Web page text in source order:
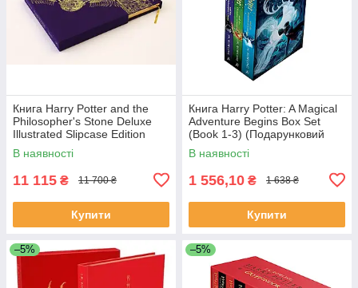
Книга Harry Potter and the
Philosopher's Stone Deluxe
Illustrated Slipcase Edition
художня література
В наявності
11 115 ₴ 11 700 ₴
Купити
Книга Harry Potter: A Magical
Adventure Begins Box Set
(Book 1-3) (Подарунковий
набір)
В наявності
1 556,10 ₴ 1 638 ₴
Купити
–5% –5%